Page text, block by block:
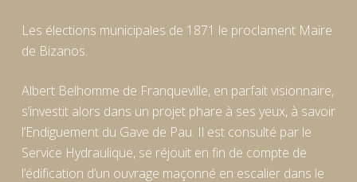
Les élections municipales de 1871 le proclament Maire
de Bizanos.
Albert Belhomme de Franqueville, en parfait visionnaire,
s’investit alors dans un projet phare à ses yeux, à savoir
l’Endiguement du Gave de Pau. Il est consulté par le
Service Hydraulique, se réjouit en fin de compte de
l’édification d’un ouvrage maçonné en escalier dans le